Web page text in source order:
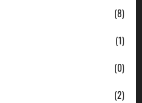
(8)
(1)
(0)
(2)